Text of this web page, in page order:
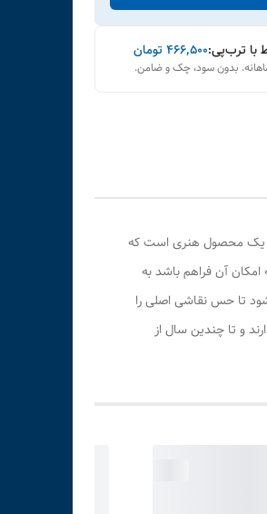
با ترب‌پی:۴۶۶٬۵۰۰ تومان
یک محصول هنری است که
آن فراهم باشد به
تا حس نقاشی اصلی را
و تا چندین سال از